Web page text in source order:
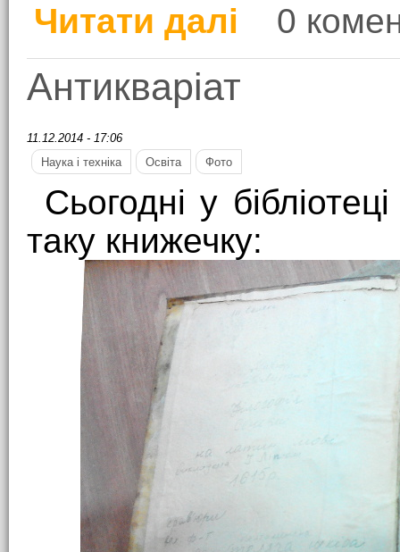
Читати далі про Сортирний музей
0
Антикваріат
11.12.2014 - 17:06
Наука і техніка
Освіта Фото
Сьогодні у
таку книжечку: